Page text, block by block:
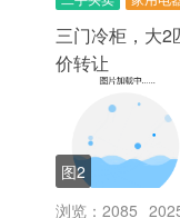
三门冷柜，大2
价转让
图2
浏览：2085